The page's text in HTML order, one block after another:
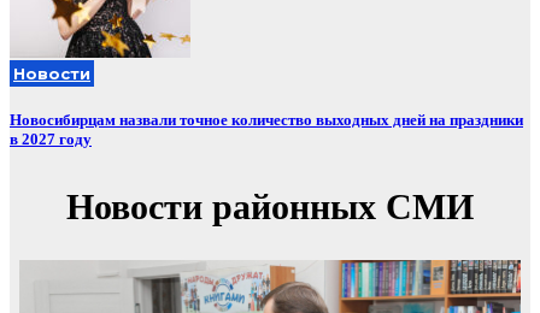
Новости
Новосибирцам назвали точное количество выходных дней на праздники
в 2027 году